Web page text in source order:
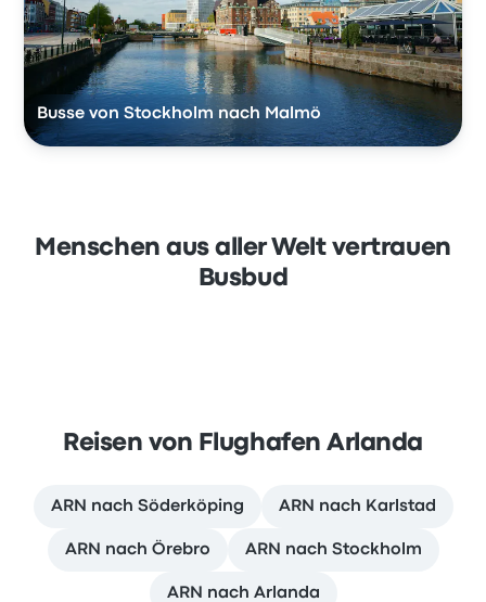
Busse von Stockholm nach Malmö
Menschen aus aller Welt vertrauen
Busbud
Reisen von Flughafen Arlanda
ARN nach Söderköping ARN nach Karlstad
ARN nach Örebro ARN nach Stockholm
ARN nach Arlanda